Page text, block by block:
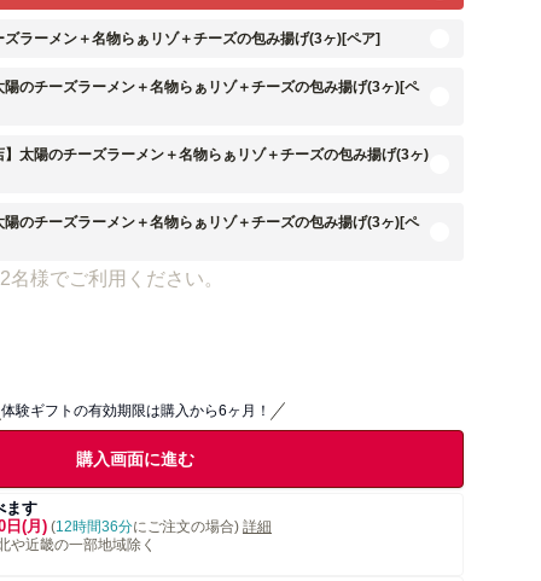
ラーメン＋名物らぁリゾ＋チーズの包み揚げ(3ヶ)[ペア]
のチーズラーメン＋名物らぁリゾ＋チーズの包み揚げ(3ヶ)[ペ
太陽のチーズラーメン＋名物らぁリゾ＋チーズの包み揚げ(3ヶ)
のチーズラーメン＋名物らぁリゾ＋チーズの包み揚げ(3ヶ)[ペ
様でご利用ください。
体験ギフトの有効期限は購入から6ヶ月！
購入画面に進む
ます
日(月) (12時間36分にご注文の場合) 詳細
近畿の一部地域除く